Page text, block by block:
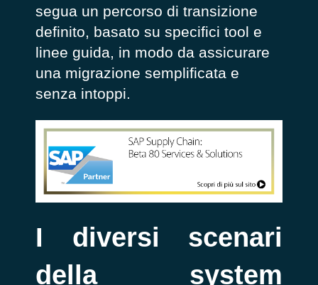
segua un percorso di transizione
definito, basato su specifici tool e
linee guida, in modo da assicurare
una migrazione semplificata e
senza intoppi.
I diversi scenari
della system